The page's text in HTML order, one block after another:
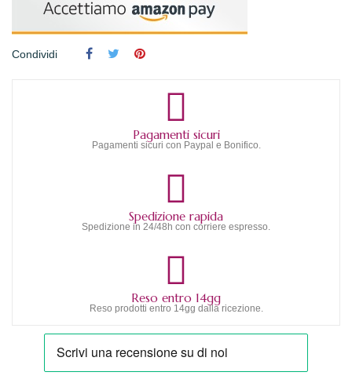
Condividi
Pagamenti sicuri
Pagamenti sicuri con Paypal e Bonifico.
Spedizione rapida
Spedizione in 24/48h con corriere espresso.
Reso entro 14gg
Reso prodotti entro 14gg dalla ricezione.